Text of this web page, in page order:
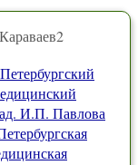
И.П. Павлова